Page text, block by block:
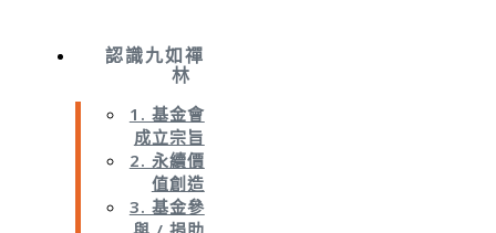
認識九如禪
林
1. 基金會
成立宗旨
2. 永續價
值創造
3. 基金參